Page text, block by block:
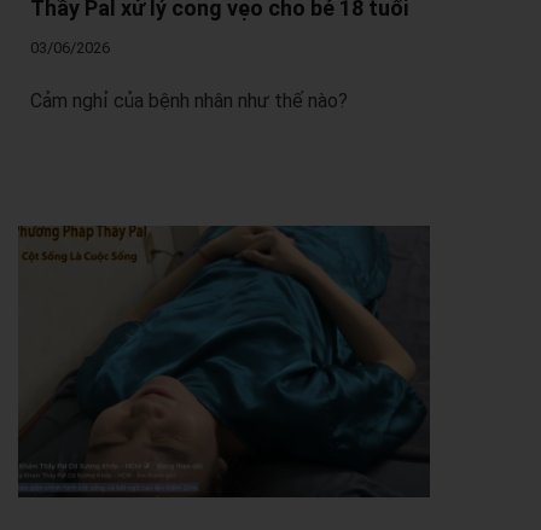
Thầy Pal xử lý cong vẹo cho bé 18 tuổi
03/06/2026
Cảm nghỉ của bệnh nhân như thế nào?